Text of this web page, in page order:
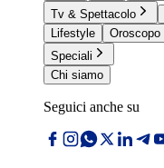
Tv & Spettacolo
Lifestyle
Oroscopo
Speciali
Chi siamo
Seguici anche su